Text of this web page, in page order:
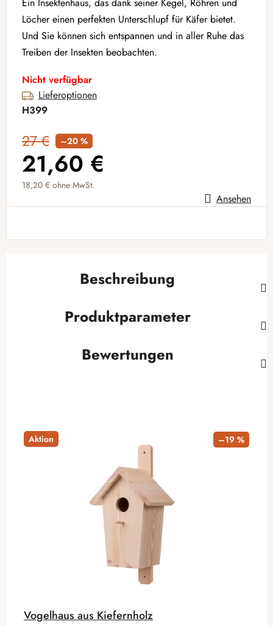
Ein Insektenhaus, das dank seiner Kegel, Röhren und
Löcher einen perfekten Unterschlupf für Käfer bietet.
Und Sie können sich entspannen und in aller Ruhe das
Treiben der Insekten beobachten.
Nicht verfügbar
Lieferoptionen
H399
27 € –20 %
21,60 €
18,20 € ohne MwSt.
Verkaufspreis: Ansehen
Beschreibung
Produktparameter
Bewertungen
Aktion –19 %
Vogelhaus aus Kiefernholz